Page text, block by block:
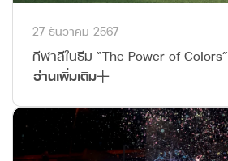
27 ธันวาคม 2567
กีฬาสีในธีม “The Power of Colors”
อ่านเพิ่มเติม